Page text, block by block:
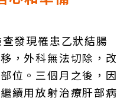
發現罹患乙狀結腸
，外科無法切除，改
位。三個月之後，因
續用放射治療肝部病